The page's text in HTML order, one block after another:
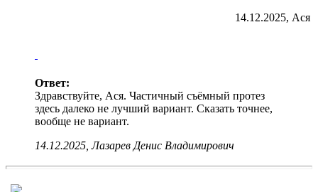
14.12.2025, Ася
Ответ:
Здравствуйте, Ася. Частичный съёмный протез
здесь далеко не лучший вариант. Сказать точнее,
вообще не вариант.
14.12.2025, Лазарев Денис Владимирович